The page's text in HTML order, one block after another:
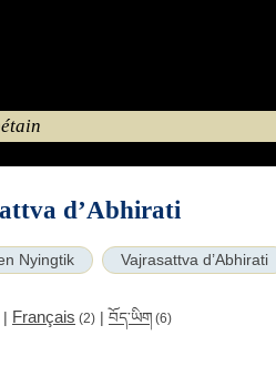
d’Abhirati
Nyingtik Vajrasattva d’Abhirati
| Français (2) | བོད་ཡིག (6)